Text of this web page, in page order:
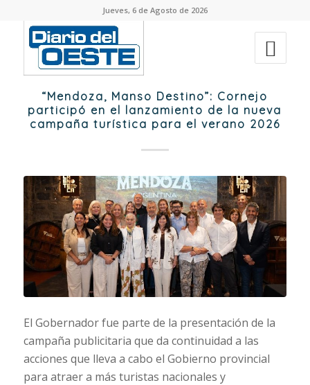
Jueves, 6 de Agosto de 2026
“Mendoza, Manso Destino”: Cornejo
participó en el lanzamiento de la nueva
campaña turística para el verano 2026
El Gobernador fue parte de la presentación de la
campaña publicitaria que da continuidad a las
acciones que lleva a cabo el Gobierno provincial
para atraer a más turistas nacionales y